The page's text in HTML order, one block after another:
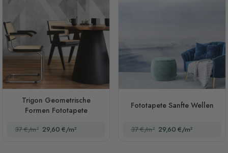
Trigon Geometrische
Formen Fototapete
37 €/m² 29,60 €/m²
Fototapete Sanfte Wellen
37 €/m² 29,60 €/m²